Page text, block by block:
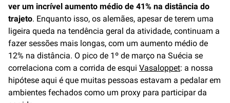
ver um incrível aumento médio de 41% na distância do
trajeto. Enquanto isso, os alemães, apesar de terem uma
ligeira queda na tendência geral da atividade, continuam a
fazer sessões mais longas, com um aumento médio de
12% na distância. O pico de 1º de março na Suécia se
correlaciona com a corrida de esqui Vasaloppet: a nossa
hipótese aqui é que muitas pessoas estavam a pedalar em
ambientes fechados como um proxy para participar da